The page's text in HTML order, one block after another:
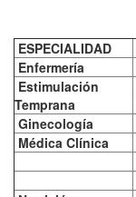
ESPECIALIDAD
Enfermería
Estimulación
Temprana
Ginecología
Médica Clínica